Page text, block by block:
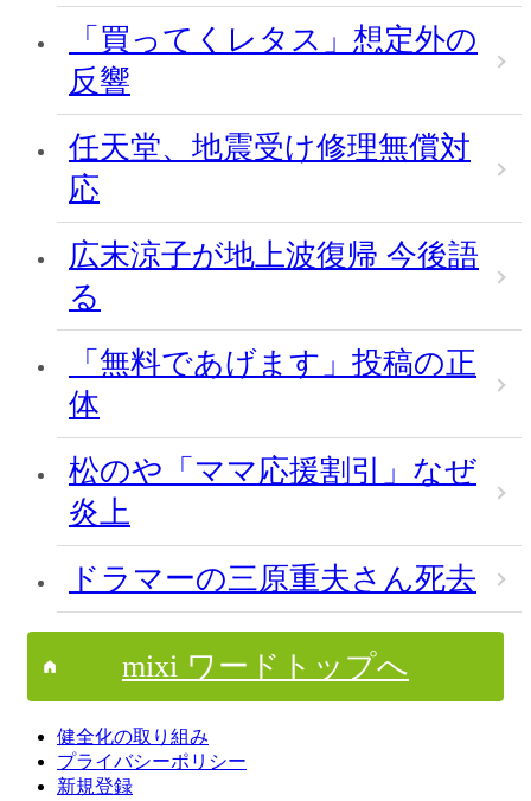
「買ってくレタス」想定外の
反響
任天堂、地震受け修理無償対
応
広末涼子が地上波復帰 今後語
る
「無料であげます」投稿の正
体
松のや「ママ応援割引」なぜ
炎上
ドラマーの三原重夫さん死去
mixi ワードトップへ
健全化の取り組み
プライバシーポリシー
新規登録